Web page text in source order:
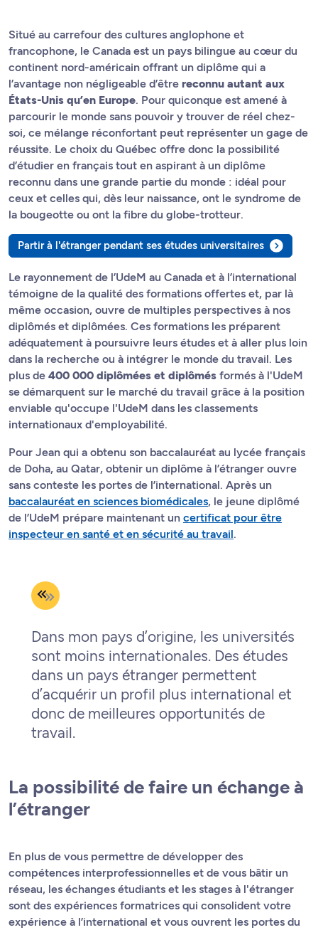
Situé au carrefour des cultures anglophone et
francophone, le Canada est un pays bilingue au cœur du
continent nord-américain offrant un diplôme qui a
l’avantage non négligeable d’être reconnu autant aux
États-Unis qu’en Europe. Pour quiconque est amené à
parcourir le monde sans pouvoir y trouver de réel chez-
soi, ce mélange réconfortant peut représenter un gage de
réussite. Le choix du Québec offre donc la possibilité
d’étudier en français tout en aspirant à un diplôme
reconnu dans une grande partie du monde : idéal pour
ceux et celles qui, dès leur naissance, ont le syndrome de
la bougeotte ou ont la fibre du globe-trotteur.
Partir à l'étranger pendant ses études universitaires
Le rayonnement de l’UdeM au Canada et à l’international
témoigne de la qualité des formations offertes et, par là
même occasion, ouvre de multiples perspectives à nos
diplômés et diplômées. Ces formations les préparent
adéquatement à poursuivre leurs études et à aller plus loin
dans la recherche ou à intégrer le monde du travail. Les
plus de 400 000 diplômées et diplômés formés à l'UdeM
se démarquent sur le marché du travail grâce à la position
enviable qu'occupe l'UdeM dans les classements
internationaux d'employabilité.
Pour Jean qui a obtenu son baccalauréat au lycée français
de Doha, au Qatar, obtenir un diplôme à l’étranger ouvre
sans conteste les portes de l’international. Après un
baccalauréat en sciences biomédicales, le jeune diplômé
de l’UdeM prépare maintenant un certificat pour être
inspecteur en santé et en sécurité au travail.
Dans mon pays d’origine, les universités
sont moins internationales. Des études
dans un pays étranger permettent
d’acquérir un profil plus international et
donc de meilleures opportunités de
travail.
La possibilité de faire un échange à
l’étranger
En plus de vous permettre de développer des
compétences interprofessionnelles et de vous bâtir un
réseau, les échanges étudiants et les stages à l'étranger
sont des expériences formatrices qui consolident votre
expérience à l’international et vous ouvrent les portes du